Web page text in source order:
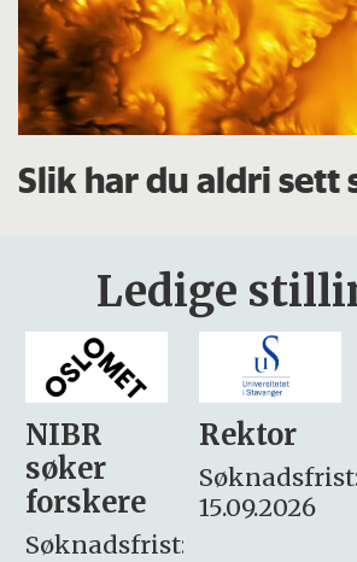
Slik har du aldri sett
Ledige
Rektor
Søknadsfrist:
15.09.2026
innen
miljøkjemi